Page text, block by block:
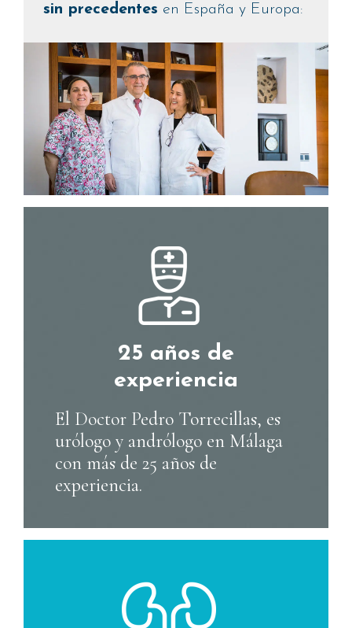
sin precedentes en España y Europa:
25 años de
experiencia
El Doctor Pedro Torrecillas, es
urólogo y andrólogo en Málaga
con más de 25 años de
experiencia.